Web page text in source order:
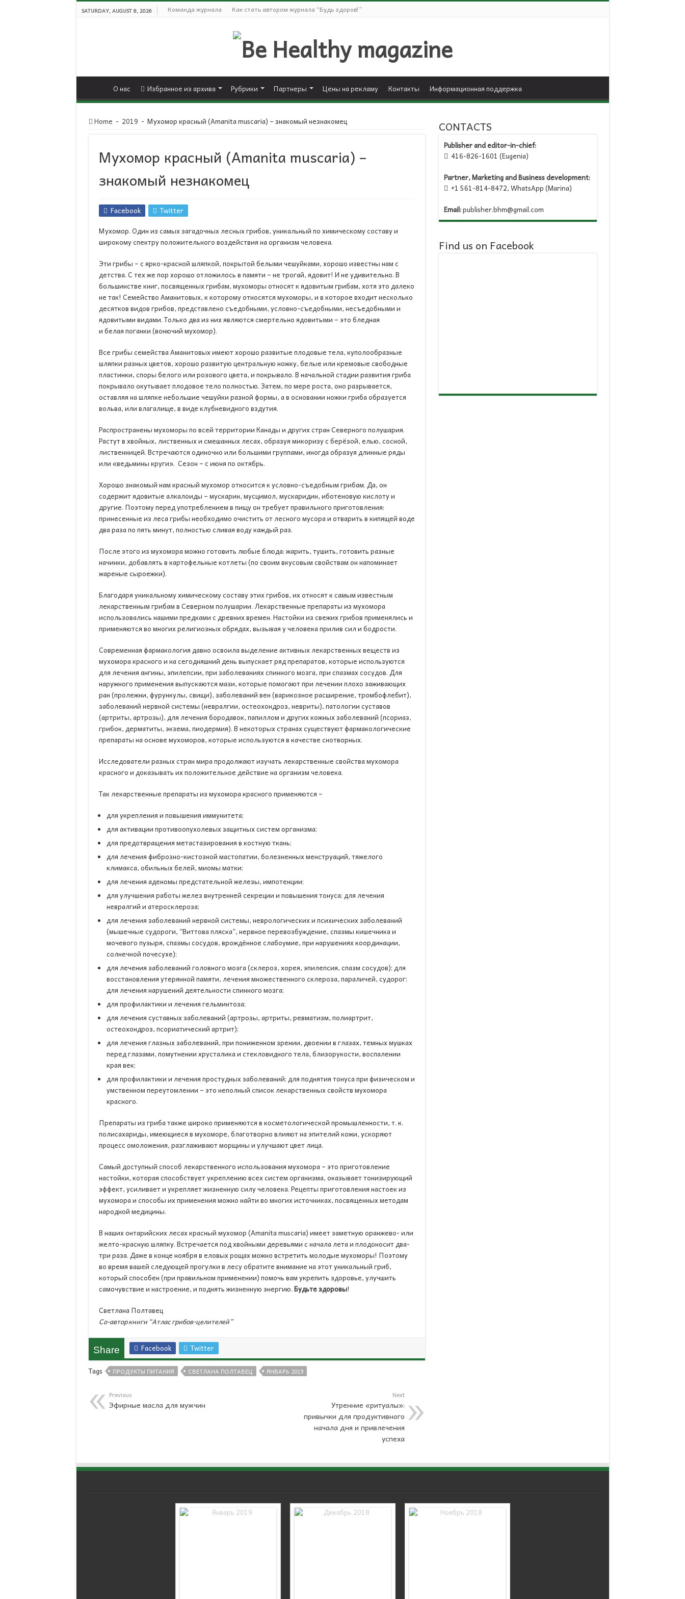
SATURDAY, AUGUST 8, 2026 Команда журнала Как стать автором журнала “Будь здоров!”
О нас Избранное из архива Рубрики Партнеры Цены на рекламу Контакты Информационная поддержка
Home - 2019 - Мухомор красный (Amanita muscaria) – знакомый незнакомец
Мухомор красный (Amanita muscaria) –
знакомый незнакомец
Facebook
Twitter
Мухомор. Один из самых загадочных лесных грибов, уникальный по химическому составу и
широкому спектру положительного воздействия на организм человека.
Эти грибы – с ярко-красной шляпкой, покрытой белыми чешуйками, хорошо известны нам с
детства. С тех же пор хорошо отложилось в памяти – не трогай, ядовит! И не удивительно. В
большинстве книг, посвященных грибам, мухоморы относят к ядовитым грибам, хотя это далеко
не так! Семейство Аманитовых, к которому относятся мухоморы, и в которое входит несколько
десятков видов грибов, представлено съедобными, условно-съедобными, несъедобными и
ядовитыми видами. Только два из них являются смертельно ядовитыми – это бледная
и белая поганки (вонючий мухомор).
Все грибы семейства Аманитовых имеют хорошо развитые плодовые тела, куполообразные
шляпки разных цветов, хорошо развитую центральную ножку, белые или кремовые свободные
пластинки, споры белого или розового цвета, и покрывало. В начальной стадии развития гриба
покрывало окутывает плодовое тело полностью. Затем, по мере роста, оно разрывается,
оставляя на шляпке небольшие чешуйки разной формы, а в основании ножки гриба образуется
вольва, или влагалище, в виде клубневидного вздутия.
Распространены мухоморы по всей территории Канады и других стран Северного полушария.
Растут в хвойных, лиственных и смешанных лесах, образуя микоризу с берёзой, елью, сосной,
лиственницей. Встречаются одиночно или большими группами, иногда образуя длинные ряды
или «ведьмины круги». Сезон – с июня по октябрь.
Хорошо знакомый нам красный мухомор относится к условно-съедобным грибам. Да, он
содержит ядовитые алкалоиды – мускарин, мусцимол, мускаридин, иботеновую кислоту и
другие. Поэтому перед употреблением в пищу он требует правильного приготовления:
принесенные из леса грибы необходимо очистить от лесного мусора и отварить в кипящей воде
два раза по пять минут, полностью сливая воду каждый раз.
После этого из мухомора можно готовить любые блюда: жарить, тушить, готовить разные
начинки, добавлять в картофельные котлеты (по своим вкусовым свойствам он напоминает
жареные сыроежки).
Благодаря уникальному химическому составу этих грибов, их относят к самым известным
лекарственным грибам в Северном полушарии. Лекарственные препараты из мухомора
использовались нашими предками с древних времен. Настойки из свежих грибов применялись и
применяются во многих религиозных обрядах, вызывая у человека прилив сил и бодрости.
Современная фармакология давно освоила выделение активных лекарственных веществ из
мухомора красного и на сегодняшний день выпускает ряд препаратов, которые используются
для лечения ангины, эпилепсии, при заболеваниях спинного мозга, при спазмах сосудов. Для
наружного применения выпускаются мази, которые помогают при лечении плохо заживающих
ран (пролежни, фурункулы, свищи), заболеваний вен (варикозное расширение, тромбофлебит),
заболеваний нервной системы (невралгии, остеохондроз, невриты), патологии суставов
(артриты, артрозы), для лечения бородавок, папиллом и других кожных заболеваний (псориаз,
грибок, дерматиты, экзема, пиодермия). В некоторых странах существуют фармакологические
препараты на основе мухоморов, которые используются в качестве снотворных.
Исследователи разных стран мира продолжают изучать лекарственные свойства мухомора
красного и доказывать их положительное действие на организм человека.
Так лекарственные препараты из мухомора красного применяются –
для укрепления и повышения иммунитета;
для активации противоопухолевых защитных систем организма;
для предотвращения метастазирования в костную ткань;
для лечения фиброзно-кистозной мастопатии, болезненных менструаций, тяжелого
климакса, обильных белей, миомы матки;
для лечения аденомы предстательной железы, импотенции;
для улучшения работы желез внутренней секреции и повышения тонуса; для лечения
невралгий и атеросклероза;
для лечения заболеваний нервной системы, неврологических и психических заболеваний
(мышечные судороги, ”Виттова пляска”, нервное перевозбуждение, спазмы кишечника и
мочевого пузыря, спазмы сосудов, врождённое слабоумие, при нарушениях координации,
солнечной почесухе);
для лечения заболеваний головного мозга (склероз, хорея, эпилепсия, спазм сосудов); для
восстановления утерянной памяти, лечения множественного склероза, параличей, судорог;
для лечения нарушений деятельности спинного мозга;
для профилактики и лечения гельминтоза;
для лечения суставных заболеваний (артрозы, артриты, ревматизм, полиартрит,
остеохондроз, псориатический артрит);
для лечения глазных заболеваний, при пониженном зрении, двоении в глазах, темных мушках
перед глазами, помутнении хрусталика и стекловидного тела, близорукости, воспалении
края век;
для профилактики и лечения простудных заболеваний; для поднятия тонуса при физическом и
умственном переутомлении – это неполный список лекарственных свойств мухомора
красного.
Препараты из гриба также широко применяются в косметологической промышленности, т. к.
полисахариды, имеющиеся в мухоморе, благотворно влияют на эпителий кожи, ускоряют
процесс омоложения, разглаживают морщины и улучшают цвет лица.
Самый доступный способ лекарственного использования мухомора – это приготовление
настойки, которая способствует укреплению всех систем организма, оказывает тонизирующий
эффект, усиливает и укрепляет жизненную силу человека. Рецепты приготовления настоек из
мухомора и способы их применения можно найти во многих источниках, посвященных методам
народной медицины.
В наших онтарийских лесах красный мухомор (Amanita muscaria) имеет заметную оранжево- или
желто-красную шляпку. Встречается под хвойными деревьями с начала лета и плодоносит два-
три раза. Даже в конце ноября в еловых рощах можно встретить молодые мухоморы! Поэтому
во время вашей следующей прогулки в лесу обратите внимание на этот уникальный гриб,
который способен (при правильном применении) помочь вам укрепить здоровье, улучшить
самочувствие и настроение, и поднять жизненную энергию.Будьте здоровы!
Светлана Полтавец
Со-автор книги “Атлас грибов-целителей”
Share Facebook Twitter
Tags ПРОДУКТЫ ПИТАНИЯ СВЕТЛАНА ПОЛТАВЕЦ ЯНВАРЬ 2019
Previous
Эфирные масла для мужчин
Next
Утренние «ритуалы»:
привычки для продуктивного
начала дня и привлечения
успеха
CONTACTS
Publisher and editor-in-chief:
 416-826-1601 (Eugenia)
Partner, Marketing and Business development:
 +1 561-814-8472, WhatsApp (Marina)
Email:publisher.bhm@gmail.com
Find us on Facebook